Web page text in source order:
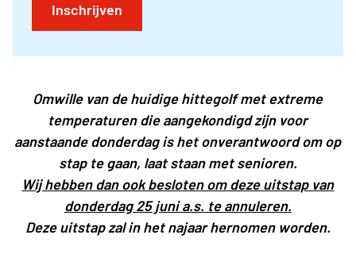
Inschrijven
Omwille van de huidige hittegolf met extreme
temperaturen die aangekondigd zijn voor
aanstaande donderdag is het onverantwoord om op
stap te gaan, laat staan met senioren.
Wij hebben dan ook besloten om deze uitstap van
donderdag 25 juni a.s. te annuleren.
Deze uitstap zal in het najaar hernomen worden.